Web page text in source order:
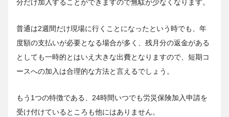
分だけ加入することができますので無駄が少なくなります。
普通は2週間だけ現場に行くことになったという時でも、年
度額の支払いが必要となる場合が多く、残月分の返金がある
としても一時的とはいえ大きな出費となりますので、短期コ
ースへの加入は合理的な方法と言えるでしょう。
もう1つの特徴である、24時間いつでも労災保険加入申請を
受け付けているところも他にはありません。